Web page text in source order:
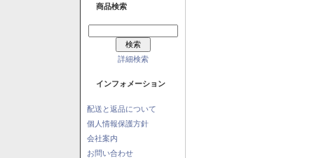
商品検索
詳細検索
インフォメーション
配送と返品について
個人情報保護方針
会社案内
お問い合わせ